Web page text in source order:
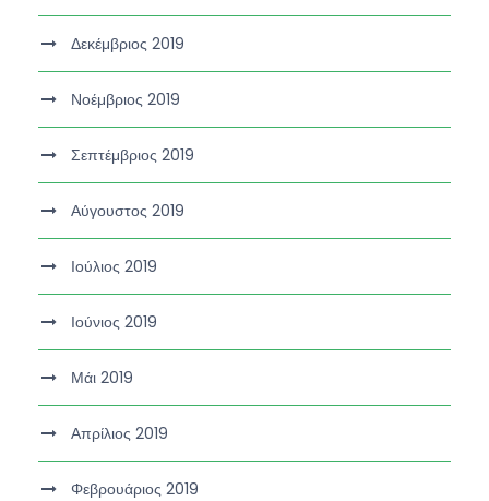
Δεκέμβριος 2019
Νοέμβριος 2019
Σεπτέμβριος 2019
Αύγουστος 2019
Ιούλιος 2019
Ιούνιος 2019
Μάι 2019
Απρίλιος 2019
Φεβρουάριος 2019